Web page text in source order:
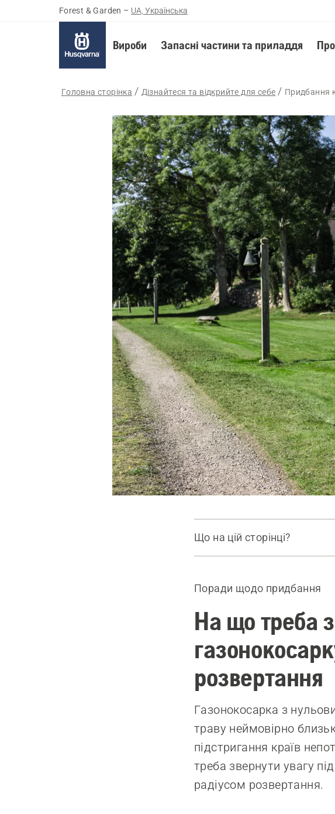
Forest & Garden – UA, Українська
Вироби Запасні частини та приладдя
Головна сторінка Дізнайтеся та відкрийте для себе Придбання
Що на цій сторінці?
Посібник
Поради щодо придбання
На що треба
розвертання
Газонокосарка з
траву неймовірно
підстригання країв
треба звернути увагу
радіусом розвертання.